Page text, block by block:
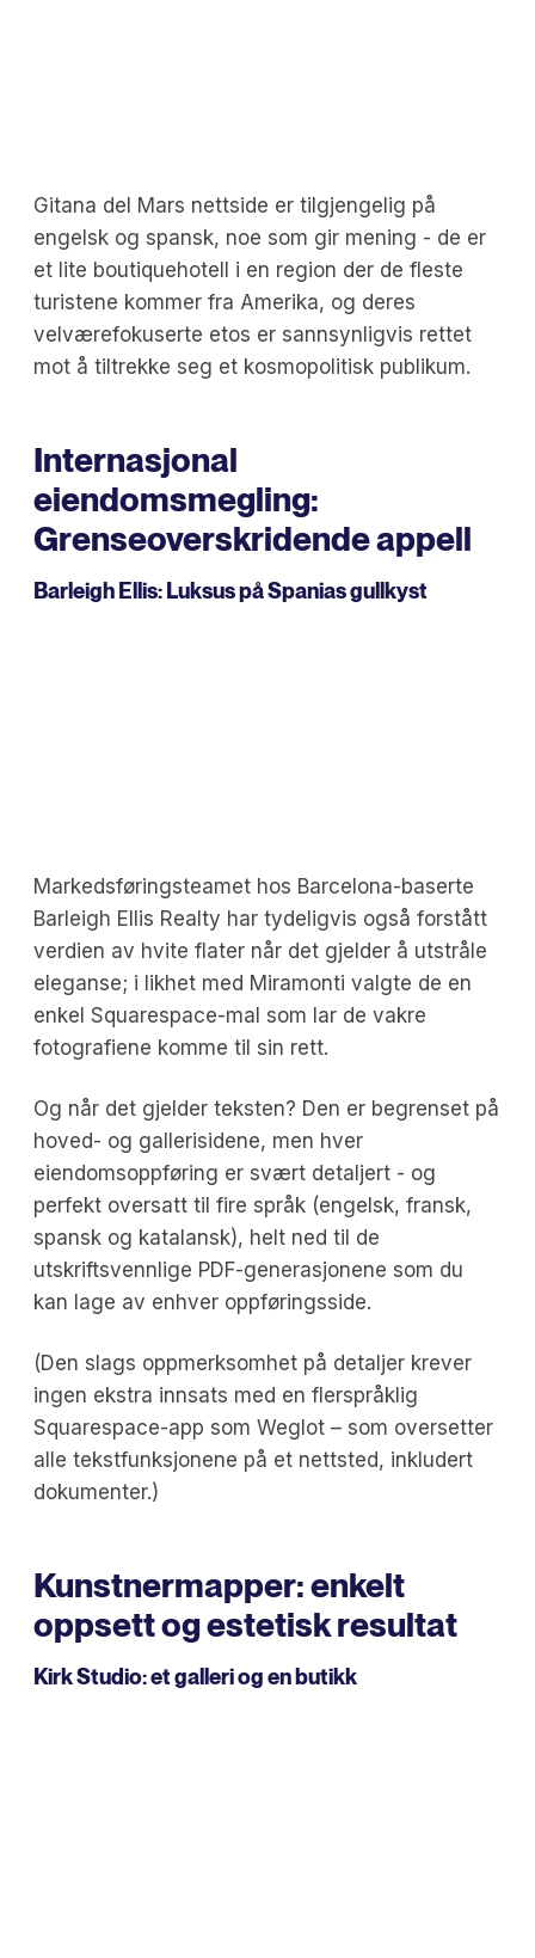
Gitana del Mars nettside er tilgjengelig på
engelsk og spansk, noe som gir mening - de er
et lite boutiquehotell i en region der de fleste
turistene kommer fra Amerika, og deres
velværefokuserte etos er sannsynligvis rettet
mot å tiltrekke seg et kosmopolitisk publikum.
Internasjonal
eiendomsmegling:
Grenseoverskridende appell
Barleigh Ellis:Luksus på Spanias gullkyst
Markedsføringsteamet hos Barcelona-baserte
Barleigh Ellis Realty har tydeligvis også forstått
verdien av hvite flater når det gjelder å utstråle
eleganse; i likhet med Miramonti valgte de en
enkel Squarespace-mal som lar de vakre
fotografiene komme til sin rett.
Og når det gjelder teksten? Den er begrenset på
hoved- og gallerisidene, men hver
eiendomsoppføring er svært detaljert - og
perfekt oversatt til fire språk (engelsk, fransk,
spansk og katalansk), helt ned til de
utskriftsvennlige PDF-generasjonene som du
kan lage av enhver oppføringsside.
(Den slags oppmerksomhet på detaljer krever
ingen ekstra innsats med en flerspråklig
Squarespace-app som Weglot – som oversetter
alle tekstfunksjonene på et nettsted, inkludert
dokumenter.)
Kunstnermapper: enkelt
oppsett og estetisk resultat
Kirk Studio: et galleri og en butikk